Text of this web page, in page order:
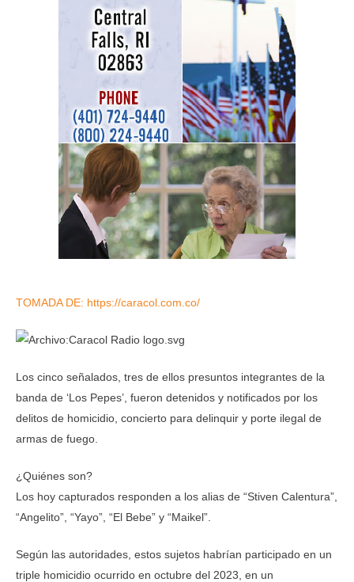
TOMADA DE: https://caracol.com.co/
Los cinco señalados, tres de ellos presuntos integrantes de la
banda de ‘Los Pepes’, fueron detenidos y notificados por los
delitos de homicidio, concierto para delinquir y porte ilegal de
armas de fuego.
¿Quiénes son?
Los hoy capturados responden a los alias de “Stiven Calentura”,
“Angelito”, “Yayo”, “El Bebe” y “Maikel”.
Según las autoridades, estos sujetos habrían participado en un
triple homicidio ocurrido en octubre del 2023, en un